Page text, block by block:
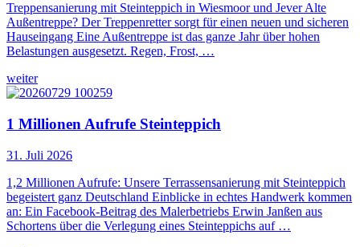
Treppensanierung mit Steinteppich in Wiesmoor und Jever Alte
Außentreppe? Der Treppenretter sorgt für einen neuen und sicheren
Hauseingang Eine Außentreppe ist das ganze Jahr über hohen
Belastungen ausgesetzt. Regen, Frost, …
weiter
1 Millionen Aufrufe Steinteppich
31. Juli 2026
1,2 Millionen Aufrufe: Unsere Terrassensanierung mit Steinteppich
begeistert ganz Deutschland Einblicke in echtes Handwerk kommen
an: Ein Facebook-Beitrag des Malerbetriebs Erwin Janßen aus
Schortens über die Verlegung eines Steinteppichs auf …